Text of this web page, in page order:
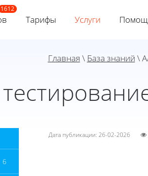
Тарифы Услуги
Главная \ База знаний \
6
Дата публикации: 26-02-2026